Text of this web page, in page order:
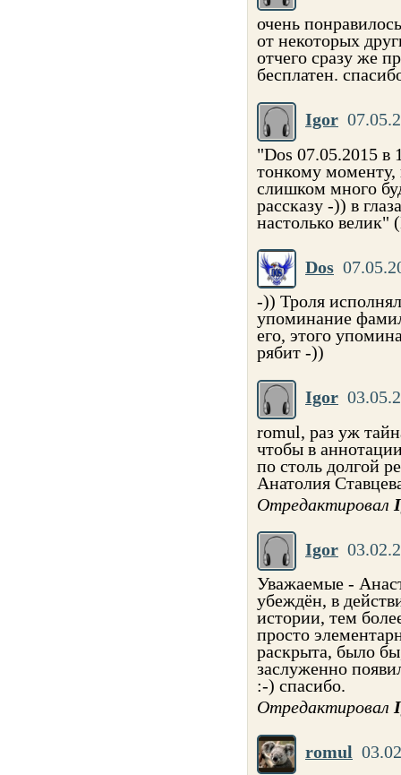
очень
от некоторых
отчего сразу же
бесплатен.
Igor
"Dos 07.05.2015 в
тонкому моменту,
слишком много
рассказу -)) в
настолько
Dos
-)) Троля
упоминание
его, этого
рябит -))
Igor
romul, раз уж
чтобы в
по столь долгой
Анатолия
Отредактировал
Igor
Уважаемые -
убеждён, в
истории, тем
просто
раскрыта, было
заслуженно
:-) спасибо.
Отредактировал
romul